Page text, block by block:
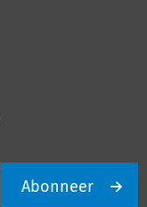
Abonneer